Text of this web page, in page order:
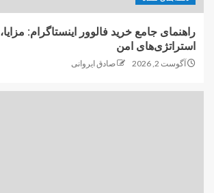
راهنمای جامع خرید فالوور اینستاگرام:
استراتژی‌های امن
آگوست 2, 2026 صادق ایروانی